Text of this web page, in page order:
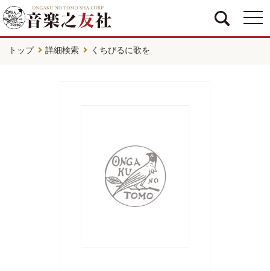
トップ 詳細検索 くちびるに歌を